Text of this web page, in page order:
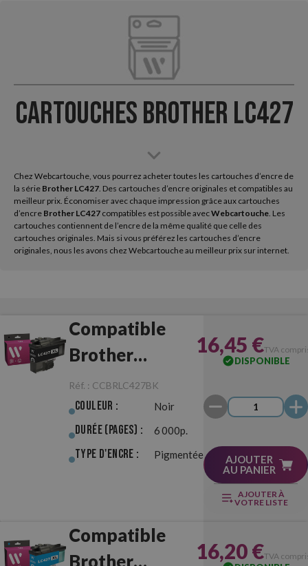
Cartouches Brother LC427
Chez Webcartouche, vous pourrez acheter toutes les cartouches d’encre de
la série Brother LC427. Des cartouches d’encre originales et compatibles au
meilleur prix. Économiser avec chaque impression grâce aux cartouches
d’encre Brother LC427 compatibles est possible avecWebcartouche. Les
cartouches contiennent de l’encre de la même qualité que celle des
cartouches originales. Mais si vous préférez les cartouches d’encre
originales, nous les avons chez Webcartouche au meilleur prix sur internet.
Compatible
Brother
LC427XL Noir
Réf. : CCBRLC427BK
Couleur : Noir
Durée (pages) : 6 000p.
Type d'Encre : Pigmentée
16,45 €TVA
DISPONIBLE
AJOUTER
AU PANIER
AJOUTER À
VOTRE LISTE
Compatible
Brother
16,20 €TVA